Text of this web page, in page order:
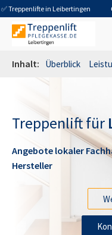
✅ Treppenlifte in Leibertingen
Inhalt: Überblick
Treppenlift für
Angebote lokaler
Hersteller